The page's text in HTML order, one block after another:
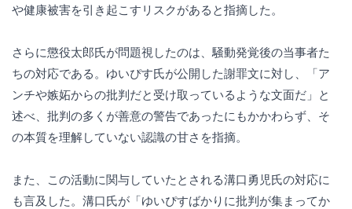
や健康被害を引き起こすリスクがあると指摘した。
さらに懲役太郎氏が問題視したのは、騒動発覚後の当事者た
ちの対応である。ゆいぴす氏が公開した謝罪文に対し、「ア
ンチや嫉妬からの批判だと受け取っているような文面だ」と
述べ、批判の多くが善意の警告であったにもかかわらず、そ
の本質を理解していない認識の甘さを指摘。
また、この活動に関与していたとされる溝口勇児氏の対応に
も言及した。溝口氏が「ゆいぴすばかりに批判が集まってか